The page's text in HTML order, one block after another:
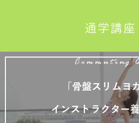
通学講座
Commuting
「骨盤スリムヨ
インストラクター